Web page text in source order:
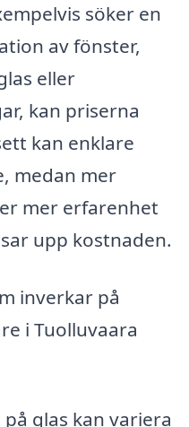
söker en
av fönster,
eller
kan priserna
kan enklare
medan mer
mer erfarenhet
upp kostnaden.
inverkar på
i Tuolluvaara
på glas kan variera